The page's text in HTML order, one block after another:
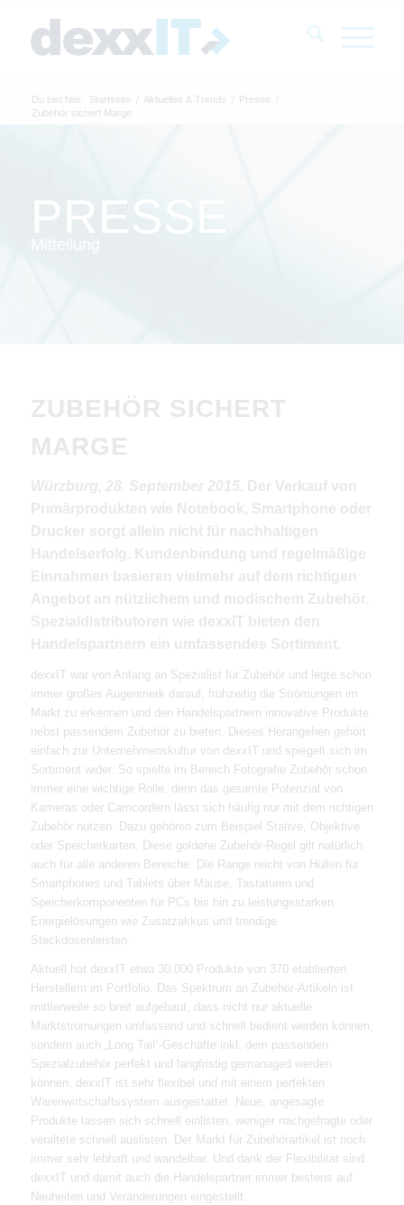
Du bist hier: Startseite / Aktuelles & Trends / Presse
/
Zubehör sichert Marge
PRESSE
Mitteilung
dexxIT war von Anfang an Spezialist für Zubehör und legte schon
immer großes Augenmerk darauf, frühzeitig die Strömungen im
Markt zu erkennen und den Handelspartnern innovative Produkte
nebst passendem Zubehör zu bieten. Dieses Herangehen gehört
einfach zur Unternehmenskultur von dexxIT und spiegelt sich im
Sortiment wider. So spielte im Bereich Fotografie Zubehör schon
immer eine wichtige Rolle, denn das gesamte Potenzial von
Kameras oder Camcordern lässt sich häufig nur mit dem richtigen
Zubehör nutzen. Dazu gehören zum Beispiel Stative, Objektive
oder Speicherkarten. Diese goldene Zubehör-Regel gilt natürlich
auch für alle anderen Bereiche. Die Range reicht von Hüllen für
Smartphones und Tablets über Mäuse, Tastaturen und
Speicherkomponenten für PCs bis hin zu leistungsstarken
Energielösungen wie Zusatzakkus und trendige
Steckdosenleisten.
Aktuell hat dexxIT etwa 30.000 Produkte von 370 etablierten
Herstellern im Portfolio. Das Spektrum an Zubehör-Artikeln ist
mittlerweile so breit aufgebaut, dass nicht nur aktuelle
Marktströmungen umfassend und schnell bedient werden können,
sondern auch „Long Tail“-Geschäfte inkl. dem passenden
Spezialzubehör perfekt und langfristig gemanaged werden
können. dexxIT ist sehr flexibel und mit einem perfekten
Warenwirtschaftssystem ausgestattet. Neue, angesagte
Produkte lassen sich schnell einlisten, weniger nachgefragte oder
veraltete schnell auslisten. Der Markt für Zubehörartikel ist noch
immer sehr lebhaft und wandelbar. Und dank der Flexibilität sind
dexxIT und damit auch die Handelspartner immer bestens auf
Neuheiten und Veränderungen eingestellt.